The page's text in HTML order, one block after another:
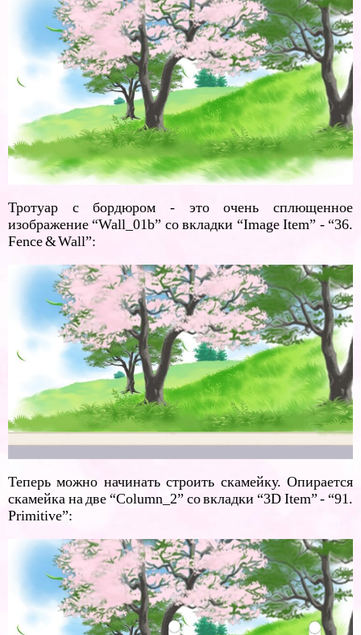
Тротуар с бордюром - это очень сплющенное
изображение “Wall_01b” со вкладки “Image Item” - “36.
Fence & Wall”:
Теперь можно начинать строить скамейку. Опирается
скамейка на две “Column_2” со вкладки “3D Item” - “91.
Primitive”: